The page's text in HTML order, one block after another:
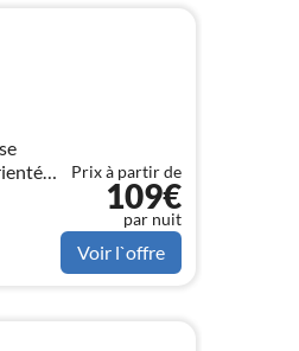
Prix à partir de
109€
par nuit
Voir l`offre